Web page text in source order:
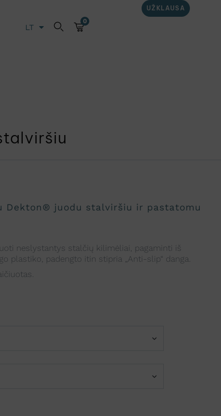
LT
EN
0
UŽKLAUSA
Dekton® juodu stalviršiu ir pastatomu
neslystantys stalčių kilimėliai, pagaminti iš
plastiko, padengto itin stipria „Anti-slip“ danga.